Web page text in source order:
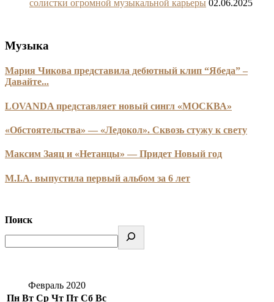
солистки огромной музыкальной карьеры 02.06.2025
Музыка
Мария Чикова представила дебютный клип “Ябеда” –
Давайте...
LOVANDA представляет новый сингл «МОСКВА»
«Обстоятельства» — «Ледокол». Сквозь стужу к свету
Максим Заяц и «Нетанцы» — Придет Новый год
M.I.A. выпустила первый альбом за 6 лет
Поиск
Февраль 2020
Пн Вт Ср Чт Пт Сб Вс